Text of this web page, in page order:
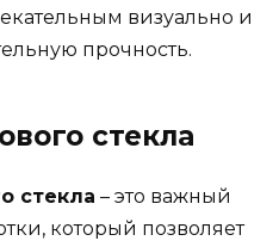
визуально и
прочность.
стекла
стекла – это важный
который позволяет